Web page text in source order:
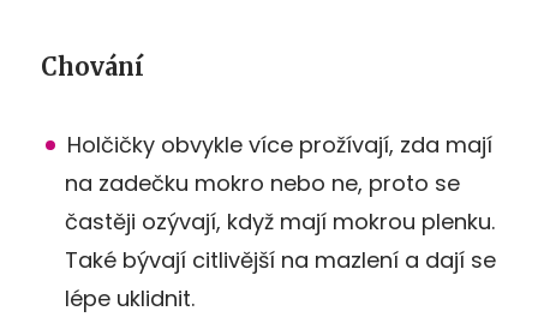
Chování
Holčičky obvykle více prožívají, zda mají
na zadečku mokro nebo ne, proto se
častěji ozývají, když mají mokrou plenku.
Také bývají citlivější na mazlení a dají se
lépe uklidnit.